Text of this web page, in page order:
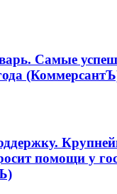
Самые
помощи у